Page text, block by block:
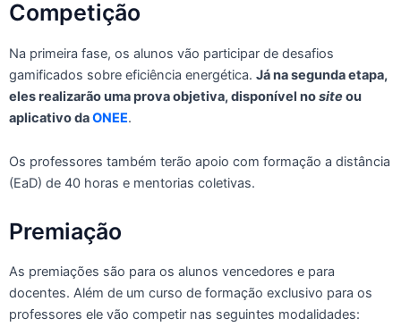
Competição
Na primeira fase, os alunos vão participar de desafios
gamificados sobre eficiência energética. Já na segunda etapa,
eles realizarão uma prova objetiva, disponível nositeou
aplicativo daONEE.
Os professores também terão apoio com formação a distância
(EaD) de 40 horas e mentorias coletivas.
Premiação
As premiações são para os alunos vencedores e para
docentes. Além de um curso de formação exclusivo para os
professores ele vão competir nas seguintes modalidades: